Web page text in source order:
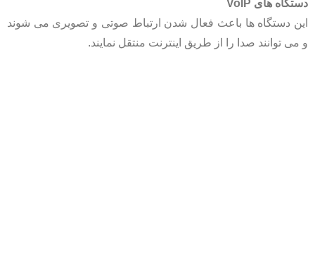
دستگاه‌ های VoIP
این دستگاه‌ ها باعث فعال شدن ارتباط صوتی و تصویری می‌ شوند
و می‌ توانند صدا را از طریق اینترنت منتقل نمایند.